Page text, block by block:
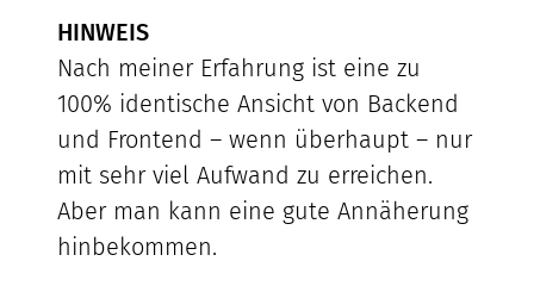
HINWEIS
Nach meiner Erfahrung ist eine zu
100% identische Ansicht von Backend
und Frontend – wenn überhaupt – nur
mit sehr viel Aufwand zu erreichen.
Aber man kann eine gute Annäherung
hinbekommen.